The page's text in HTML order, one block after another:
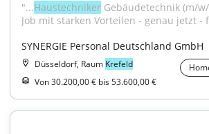
"...Haustechniker Gebäudetechnik (m/
Job mit starken Vorteilen - genau jetzt -
SYNERGIE Personal Deutschland GmbH
Düsseldorf, Raum Krefeld
Von 30.200,00 € bis 53.600,00 €